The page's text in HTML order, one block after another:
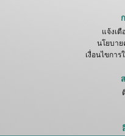
แจ้งเ
นโยบา
เงื่อนไขการ